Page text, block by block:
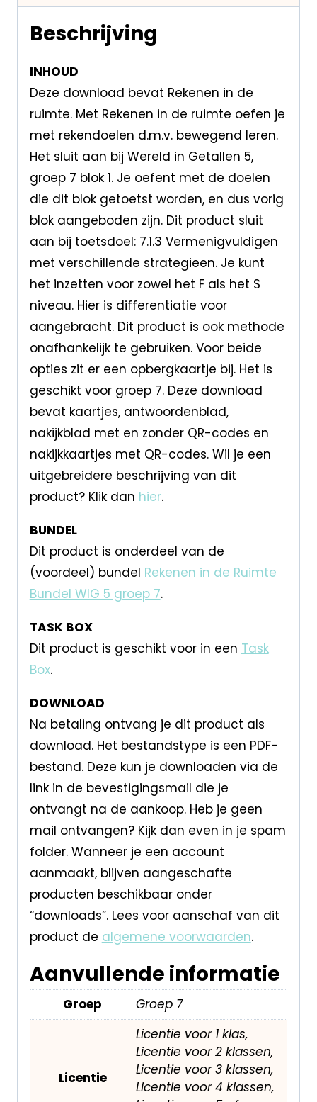
Beschrijving
INHOUD
Deze download bevat Rekenen in de
ruimte. Met Rekenen in de ruimte oefen je
met rekendoelen d.m.v. bewegend leren.
Het sluit aan bij Wereld in Getallen 5,
groep 7 blok 1. Je oefent met de doelen
die dit blok getoetst worden, en dus vorig
blok aangeboden zijn. Dit product sluit
aan bij toetsdoel: 7.1.3 Vermenigvuldigen
met verschillende strategieen. Je kunt
het inzetten voor zowel het F als het S
niveau. Hier is differentiatie voor
aangebracht. Dit product is ook methode
onafhankelijk te gebruiken. Voor beide
opties zit er een opbergkaartje bij. Het is
geschikt voor groep 7. Deze download
bevat kaartjes, antwoordenblad,
nakijkblad met en zonder QR-codes en
nakijkkaartjes met QR-codes. Wil je een
uitgebreidere beschrijving van dit
product? Klik dan hier.
BUNDEL
Dit product is onderdeel van de
(voordeel) bundel Rekenen in de Ruimte
Bundel WIG 5 groep 7.
TASK BOX
Dit product is geschikt voor in een Task
Box.
DOWNLOAD
Na betaling ontvang je dit product als
download. Het bestandstype is een PDF-
bestand. Deze kun je downloaden via de
link in de bevestigingsmail die je
ontvangt na de aankoop. Heb je geen
mail ontvangen? Kijk dan even in je spam
folder. Wanneer je een account
aanmaakt, blijven aangeschafte
producten beschikbaar onder
“downloads”. Lees voor aanschaf van dit
product de algemene voorwaarden.
Aanvullende informatie
Groep Groep 7
Licentie
Licentie voor 1 klas,
Licentie voor 2 klassen,
Licentie voor 3 klassen,
Licentie voor 4 klassen,